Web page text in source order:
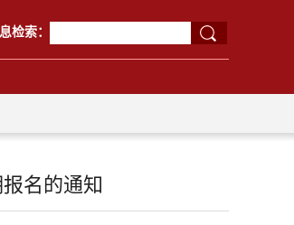
检索：
名的通知